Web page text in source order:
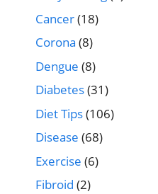
Cancer(18)
Corona (8)
Dengue (8)
Diabetes(31)
Diet Tips(106)
Disease (68)
Exercise (6)
Fibroid (2)